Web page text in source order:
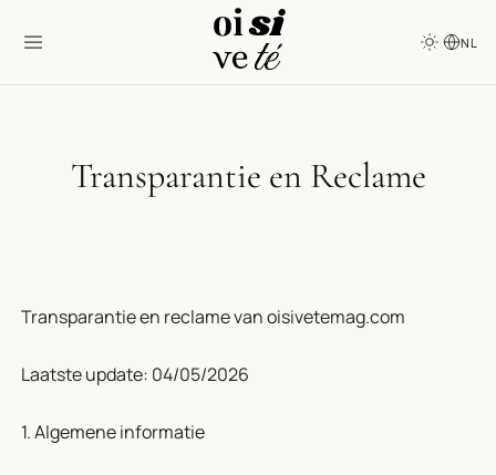
NL
Transparantie en Reclame
Transparantie en reclame van oisivetemag.com
Laatste update: 04/05/2026
1. Algemene informatie